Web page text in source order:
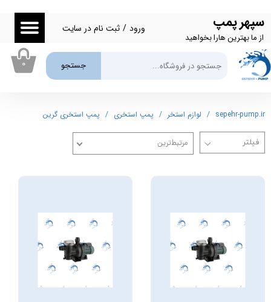
سپهر پمپ
از ما بهترین هارا بخواهید
جستجو
ورود / ثبت نام در سایت
حساب کاربری من
تغییر گذر واژه
سفارشات
خروج از حساب کاربری
۰
sepehr-pump.ir لوازم استخر پمپ استخری پمپ استخری گرین
مرتبط‌ترین